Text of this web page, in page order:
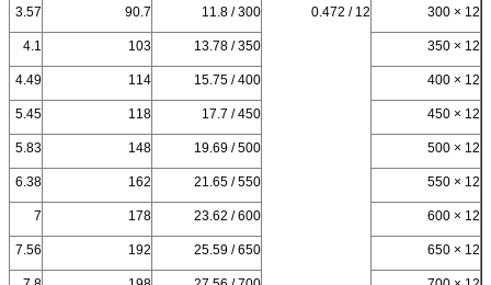
12 × 300
12 / 0.472
300 / 11.8
90.7
3.57
12 × 350
350 / 13.78
103
4.1
12 × 400
400 / 15.75
114
4.49
12 × 450
450 / 17.7
118
5.45
12 × 500
500 / 19.69
148
5.83
12 × 550
550 / 21.65
162
6.38
12 × 600
600 / 23.62
178
7
12 × 650
650 / 25.59
192
7.56